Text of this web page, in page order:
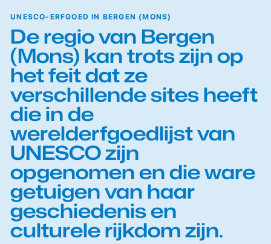
UNESCO-ERFGOED IN BERGEN (MONS)
De regio van Bergen
(Mons) kan trots zijn op
het feit dat ze
verschillende sites heeft
die in de
werelderfgoedlijst van
UNESCO zijn
opgenomen en die ware
getuigen van haar
geschiedenis en
culturele rijkdom zijn.